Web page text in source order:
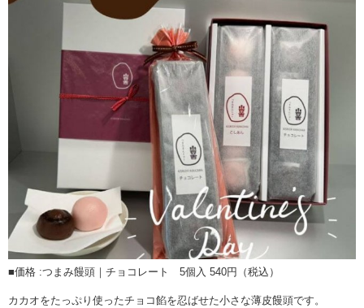
■価格 :つまみ饅頭｜チョコレート 5個入 540円（税込）
カカオをたっぷり使ったチョコ餡を忍ばせた小さな薄皮饅頭です。